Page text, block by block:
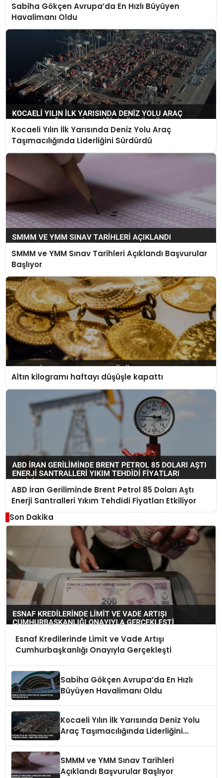
Sabiha Gökçen Avrupa’da En Hızlı Büyüyen
Havalimanı Oldu
Kocaeli Yılın İlk Yarısında Deniz Yolu Araç
Taşımacılığında Liderliğini Sürdürdü
SMMM ve YMM Sınav Tarihleri Açıklandı Başvurular
Başlıyor
Altın kilogramı haftayı düşüşle kapattı
ABD İran Geriliminde Brent Petrol 85 Doları Aştı
Enerji Santralleri Yıkım Tehdidi Fiyatları Etkiliyor
Son Dakika
Esnaf Kredilerinde Limit ve Vade Artışı
Cumhurbaşkanlığı Onayıyla Gerçekleşti
Sabiha Gökçen Avrupa’da En Hızlı
Büyüyen Havalimanı Oldu
Kocaeli Yılın İlk Yarısında Deniz Yolu
Araç Taşımacılığında Liderliğini
SMMM ve YMM Sınav Tarihleri
Açıklandı Başvurular Başlıyor